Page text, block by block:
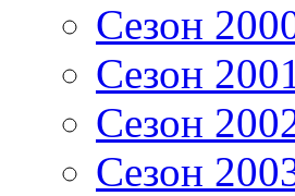
Сезон
Сезон
Сезон
Сезон